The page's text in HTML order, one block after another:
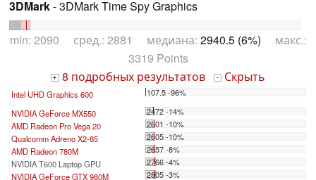
3DMark- 3DMark Time Spy Graphics
min: 2090 сред.: 2881 медиана: 2940.5 (6%) макс.:
3319 Points
+ 8 подробных результатов - Скрыть
Intel UHD Graphics 600 107.5 -96%
...
NVIDIA GeForce MX550
2472 -14%
AMD Radeon Pro Vega 20
2601 -10%
Qualcomm Adreno X2-85
2605 -10%
AMD Radeon 780M
2657 -8%
NVIDIA T600 Laptop GPU
2766 -4%
NVIDIA GeForce GTX 980M
2805 -3%